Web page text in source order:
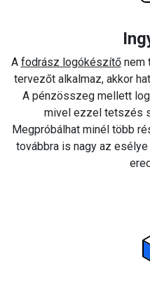
A fodrász logókészítőnem
tervezőt alkalmaz, akkor
A pénzösszeg mellett
mivel ezzel tetszés
Megpróbálhat minél több
továbbra is nagy az esélye